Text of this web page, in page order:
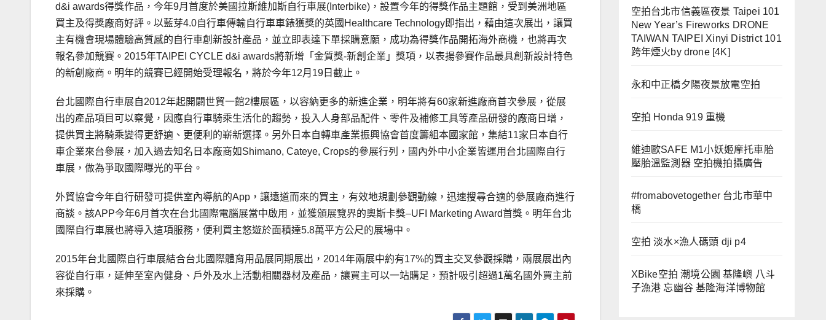
d&i awards得獎作品，今年9月首度於美國拉斯維加斯自行車展(Interbike)，設置今年的得獎作品主題館，受到美洲地區
買主及得獎廠商好評。以藍芽4.0自行車傳輸自行車車錶獲獎的英國Healthcare Technology即指出，藉由這次展出，讓買
主有機會現場體驗高質感的自行車創新設計產品，並立即表達下單採購意願，成功為得獎作品開拓海外商機，也將再次
報名參加競賽。2015年TAIPEI CYCLE d&i awards將新增「金質獎-新創企業」獎項，以表揚參賽作品最具創新設計特色
的新創廠商。明年的競賽已經開始受理報名，將於今年12月19日截止。
台北國際自行車展自2012年起開闢世貿一館2樓展區，以容納更多的新進企業，明年將有60家新進廠商首次參展，從展
出的產品項目可以察覺，因應自行車騎乘生活化的趨勢，投入人身部品配件、零件及補修工具等產品研發的廠商日增，
提供買主將騎乘變得更舒適、更便利的嶄新選擇。另外日本自轉車產業振興協會首度籌組本國家館，集結11家日本自行
車企業來台參展，加入過去知名日本廠商如Shimano, Cateye, Crops的參展行列，國內外中小企業皆運用台北國際自行
車展，做為爭取國際曝光的平台。
外貿協會今年自行研發可提供室內導航的App，讓遠道而來的買主，有效地規劃參觀動線，迅速搜尋合適的參展廠商進行
商談。該APP今年6月首次在台北國際電腦展當中啟用，並獲頒展覽界的奧斯卡獎–UFI Marketing Award首獎。明年台北
國際自行車展也將導入這項服務，便利買主悠遊於面積達5.8萬平方公尺的展場中。
2015年台北國際自行車展結合台北國際體育用品展同期展出，2014年兩展中約有17%的買主交叉參觀採購，兩展展出內
容從自行車，延伸至室內健身、戶外及水上活動相關器材及產品，讓買主可以一站購足，預計吸引超過1萬名國外買主前
來採購。
空拍台北市信義區夜景 Taipei 101
New Year’s Fireworks DRONE
TAIWAN TAIPEI Xinyi District 101
跨年煙火by drone [4K]
永和中正橋夕陽夜景放電空拍
空拍 Honda 919 重機
維迪歐SAFE M1小妖姬摩托車胎
壓胎溫監測器 空拍機拍攝廣告
#fromabovetogether 台北市華中
橋
空拍 淡水×漁人碼頭 dji p4
XBike空拍 潮境公園 基隆嶼 八斗
子漁港 忘幽谷 基隆海洋博物館